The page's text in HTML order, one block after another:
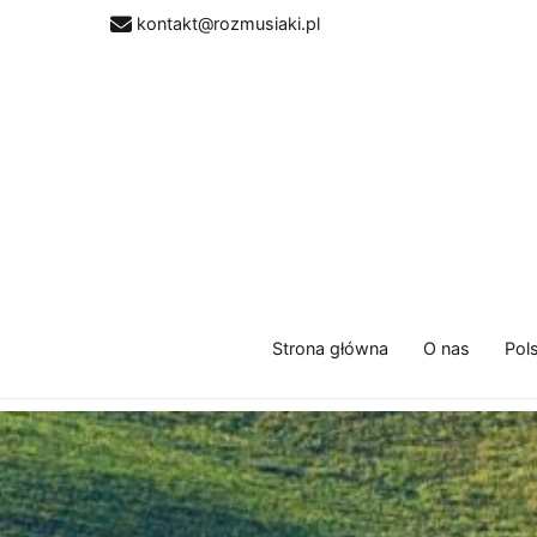
kontakt@rozmusiaki.pl
Strona główna
O nas